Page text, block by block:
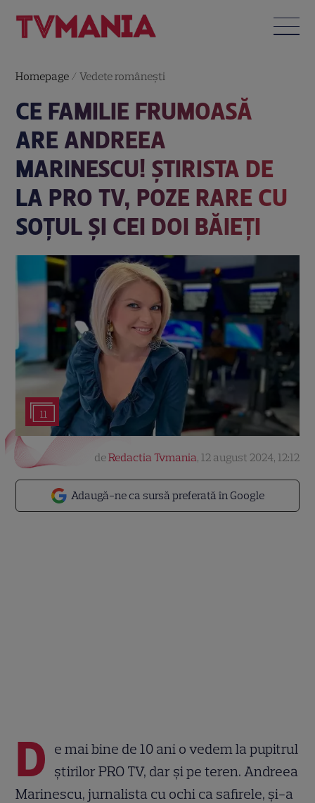
Homepage /Vedete româneşti
CE FAMILIE FRUMOASĂ
ARE ANDREEA
MARINESCU! ȘTIRISTA DE
LA PRO TV, POZE RARE CU
SOȚUL ȘI CEI DOI BĂIEȚI
11
Adaugă-ne ca sursă preferată în Google
deRedactia Tvmania, 12 august 2024, 12:12
D e mai bine de 10 ani o vedem la pupitrul
știrilor PRO TV, dar și pe teren. Andreea
Marinescu, jurnalista cu ochi ca safirele, și-a